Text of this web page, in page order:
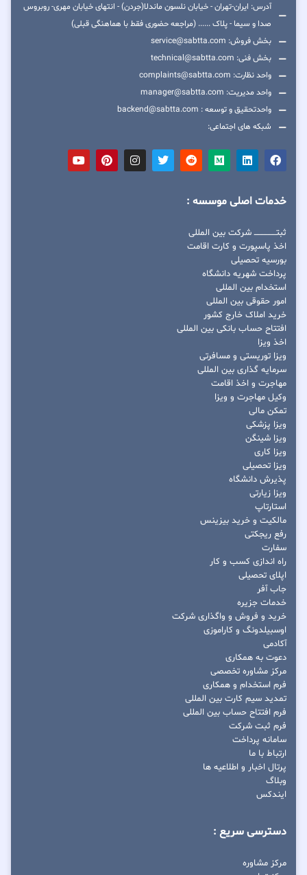
آدرس: ایران-تهران - خیابان نلسون ماندلا(جردن) - انتهای خیابان مهری- روبروس
صدا و سیما - پلاک ...... (مراجعه حضوری فقط با هماهنگی قبلی)
بخش فروش: service@sabtta.com
بخش فنی: technical@sabtta.com
واحد نظارت: complaints@sabtta.com
واحد مدیریت: manager@sabtta.com
واحدتحقیق و توسعه : backend@sabtta.com
شبکه های اجتماعی:
خدمات اصلی موسسه :
ثبتــــــــــــــــ شرکت بین المللی
اخذ پاسپورت و کارت اقامت
بورسیه تحصیلی
پرداخت شهریه دانشگاه
استخدام بین المللی
امور حقوقی بین المللی
خرید املاک خارج کشور
افتتاح حساب بانکی بین المللی
اخذ ویزا
ویزا توریستی و مسافرتی
سرمایه گذاری بین المللی
مهاجرت و اخذ اقامت
وکیل مهاجرت و ویزا
تمکن مالی
ویزا پزشکی
ویزا شینگن
ویزا کاری
ویزا تحصیلی
پذیرش دانشگاه
ویزا زیارتی
استارتاپ
مالکیت و خرید بیزینس
رفع ریجکتی
سفارت
راه اندازی کسب و کار
اپلای تحصیلی
جاب آفر
خدمات جزیره
خرید و فروش و واگذاری شرکت
اوسبیلدونگ و کاراموزی
آکادمی
دعوت به همکاری
مرکز مشاوره تخصصی
فرم استخدام و همکاری
تمدید سیم کارت بین المللی
فرم افتتاح حساب بین المللی
فرم ثبت شرکت
سامانه پرداخت
ارتباط با ما
پرتال اخبار و اطلاعیه ها
وبلاگ
ایندکس
دسترسی سریع :
مرکز مشاوره